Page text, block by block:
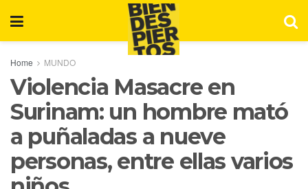
Home MUNDO
Violencia Masacre en
Surinam: un hombre mató
a puñaladas a nueve
personas, entre ellas varios